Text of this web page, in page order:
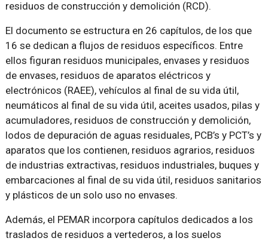
residuos de construcción y demolición (RCD).
El documento se estructura en 26 capítulos, de los que
16 se dedican a flujos de residuos específicos. Entre
ellos figuran residuos municipales, envases y residuos
de envases, residuos de aparatos eléctricos y
electrónicos (RAEE), vehículos al final de su vida útil,
neumáticos al final de su vida útil, aceites usados, pilas y
acumuladores, residuos de construcción y demolición,
lodos de depuración de aguas residuales, PCB’s y PCT’s y
aparatos que los contienen, residuos agrarios, residuos
de industrias extractivas, residuos industriales, buques y
embarcaciones al final de su vida útil, residuos sanitarios
y plásticos de un solo uso no envases.
Además, el PEMAR incorpora capítulos dedicados a los
traslados de residuos a vertederos, a los suelos